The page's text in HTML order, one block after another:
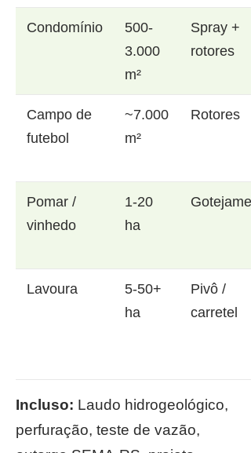
Condomínio
500-
3.000
m²
Spray +
rotores
Campo de
futebol
~7.000
m²
Rotores
Pomar /
vinhedo
1-20
ha
Lavoura
5-50+
ha
Pivô /
carretel
Incluso: Laudo hidrogeológico,
perfuração, teste de vazão,